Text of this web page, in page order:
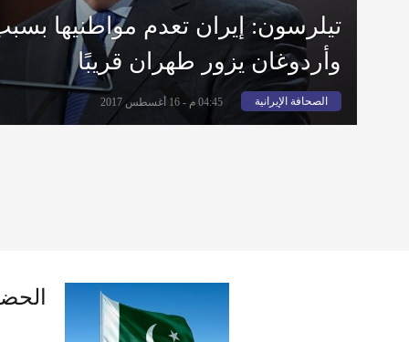
تيلرسون: إيران تعدم مواطنيها
وأردوغان يزور طهران قريبًا
الصحافة الإيرانية 04:45 م - 16 أغسطس 2017